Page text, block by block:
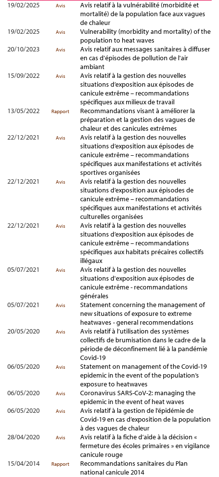
19/02/2025
Avis
Avis relatif à la vulnérabilité (morbidité et
mortalité) de la population face aux vagues
de chaleur
19/02/2025
Avis
Vulnerability (morbidity and mortality) of the
population to heat waves
20/10/2023
Avis
Avis relatif aux messages sanitaires à diffuser
en cas d'épisodes de pollution de l'air
ambiant
15/09/2022
Avis
Avis relatif à la gestion des nouvelles
situations d’exposition aux épisodes de
canicule extrême – recommandations
spécifiques aux milieux de travail
13/05/2022
Rapport
Recommandations visant à améliorer la
préparation et la gestion des vagues de
chaleur et des canicules extrêmes
22/12/2021
Avis
Avis relatif à la gestion des nouvelles
situations d’exposition aux épisodes de
canicule extrême – recommandations
spécifiques aux manifestations et activités
sportives organisées
22/12/2021
Avis
Avis relatif à la gestion des nouvelles
situations d’exposition aux épisodes de
canicule extrême – recommandations
spécifiques aux manifestations et activités
culturelles organisées
22/12/2021
Avis
Avis relatif à la gestion des nouvelles
situations d’exposition aux épisodes de
canicule extrême – recommandations
spécifiques aux habitats précaires collectifs
illégaux
05/07/2021
Avis
Avis relatif à la gestion des nouvelles
situations d'exposition aux épisodes de
canicule extrême - recommandations
générales
05/07/2021
Avis
Statement concerning the management of
new situations of exposure to extreme
heatwaves - general recommendations
20/05/2020
Avis
Avis relatif à l’utilisation des systèmes
collectifs de brumisation dans le cadre de la
période de déconfinement lié à la pandémie
Covid-19
06/05/2020
Avis
Statement on management of the Covid-19
epidemic in the event of the population’s
exposure to heatwaves
06/05/2020
Avis
Coronavirus SARS-CoV-2: managing the
epidemic in the event of heat waves
06/05/2020
Avis
Avis relatif à la gestion de l’épidémie de
Covid-19 en cas d’exposition de la population
à des vagues de chaleur
28/04/2020
Avis
Avis relatif à la fiche d’aide à la décision «
fermeture des écoles primaires » en vigilance
canicule rouge
15/04/2014
Rapport
Recommandations sanitaires du Plan
national canicule 2014